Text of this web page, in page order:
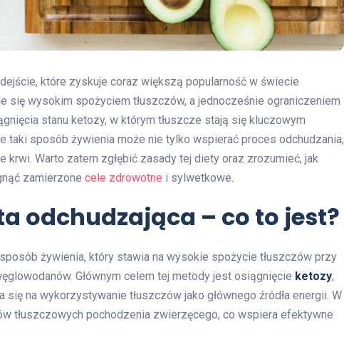
które zyskuje coraz większą popularność w świecie
się wysokim spożyciem tłuszczów, a jednocześnie ograniczeniem
stanu ketozy, w którym tłuszcze stają się kluczowym
taki sposób żywienia może nie tylko wspierać proces odchudzania,
krwi. Warto zatem zgłębić zasady tej diety oraz zrozumieć, jak
zamierzone cele zdrowotne i sylwetkowe.
odchudzająca – co to jest?
żywienia, który stawia na wysokie spożycie tłuszczów przy
Głównym celem tej metody jest osiągnięcie ketozy,
na wykorzystywanie tłuszczów jako głównego źródła energii. W
tłuszczowych pochodzenia zwierzęcego, co wspiera efektywne